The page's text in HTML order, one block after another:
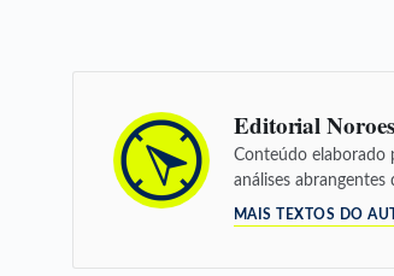
Editorial
Conteúdo elaborado
análises
MAIS TEXTOS DO